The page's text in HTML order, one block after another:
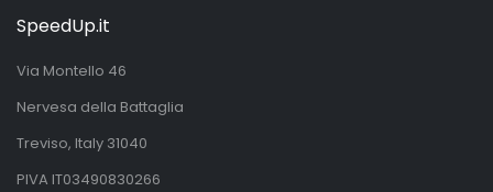
SpeedUp.it
Via Montello 46
Nervesa della Battaglia
Treviso, Italy 31040
PIVA IT03490830266